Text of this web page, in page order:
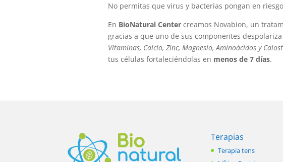
No permitas que virus y bacterias pongan en
En BioNatural Centercreamos Novabion, un
gracias a que uno de sus componentes
Vitaminas, Calcio, Zinc, Magnesio, Aminoácidos y
tus células fortaleciéndolas en menos de 7 días.
Terapias
Terapia tens